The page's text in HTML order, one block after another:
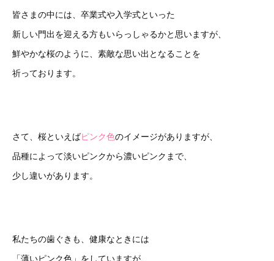
皆さまの中には、卒業式や入学式といった
新しい門出を迎える方もいらっしゃるかと思いますが、
鮮やかな桜のように、素敵な思い出となることを
祈っております。
さて、桜といえばピンク色のイメージがありますが、
品種によって淡いピンクから濃いピンクまで、
少し違いがあります。
私たちの歯ぐきも、健康なときには
「薄いピンク色」をしていますが、